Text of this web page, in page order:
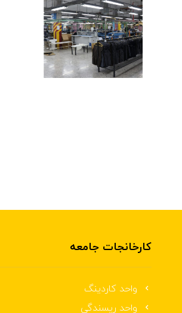
کارخانجات جامعه
واحد کاردینگ
واحد ریسندگی